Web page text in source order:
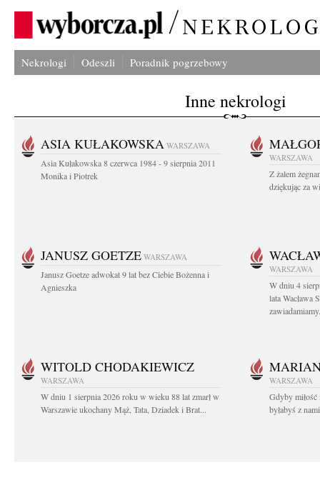
Nekrologi Odeszli Poradnik pogrzebowy
Inne nekrologi
ASIA KUŁAKOWSKA WARSZAWA
Asia Kułakowska 8 czerwca 1984 - 9 sierpnia 2011
Monika i Piotrek
WARSZAWA
Z żalem
dziękując za
JANUSZ GOETZE WARSZAWA
Janusz Goetze adwokat 9 lat bez Ciebie Bożenna i
Agnieszka
WARSZAWA
W dniu 4
lata Wacława
WITOLD CHODAKIEWICZ
WARSZAWA
W dniu 1 sierpnia 2026 roku w wieku 88 lat zmarł w
Warszawie ukochany Mąż, Tata, Dziadek i Brat...
WARSZAWA
Gdyby miłość
byłabyś z